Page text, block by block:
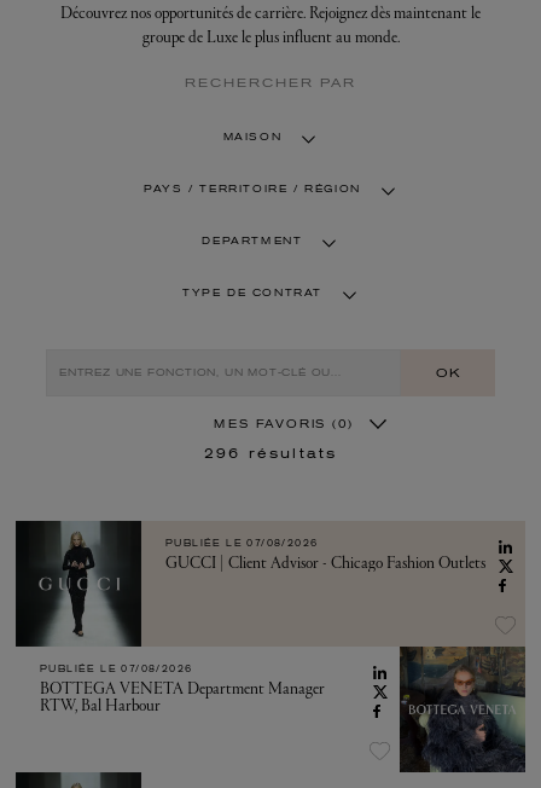
PRESSE
Découvrez nos opportunités de carrière. Rejoignez dès maintenant le
groupe de Luxe le plus influent au monde.
RECHERCHER PAR
MAISON
PAYS / TERRITOIRE / RÉGION
DEPARTMENT
TYPE DE CONTRAT
OK
MES FAVORIS (0)
296 résultats
PUBLIÉE LE 07/08/2026
GUCCI | Client Advisor - Chicago Fashion Outlets
PUBLIÉE LE 07/08/2026
BOTTEGA VENETA Department Manager
RTW, Bal Harbour